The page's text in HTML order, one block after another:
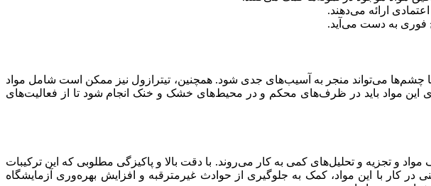
ارائه می‌دهند.
فوری به دست می‌آید.
چشم‌ها می‌تواند منجر به آسیب‌های جدی شود. همچنین، تیترازول نیز ممکن است شامل مواد
این مواد باید در ظرف‌های محکم و در محیط‌های خشک و خنک انجام شود تا از فعالیت‌های
و تجزیه و تحلیل‌های کمی به کار می‌روند. با دقت بالا و پاکیزگی مطلوبی که این ترکیبات
در کار با این مواد، کمک به جلوگیری از حوادث غیرمترقبه و افزایش بهره‌وری آزمایشگاه